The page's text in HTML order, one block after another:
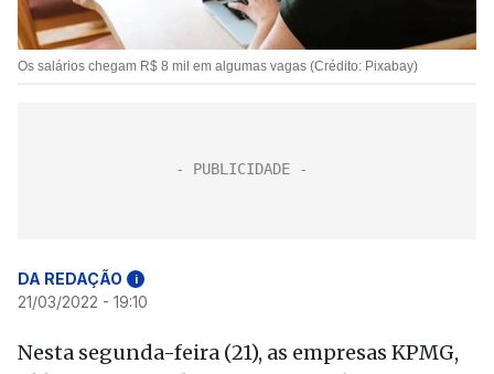
Os salários chegam R$ 8 mil em algumas vagas (Crédito: Pixabay)
DA REDAÇÃO i
21/03/2022 - 19:10
Nesta segunda-feira (21), as empresas KPMG,